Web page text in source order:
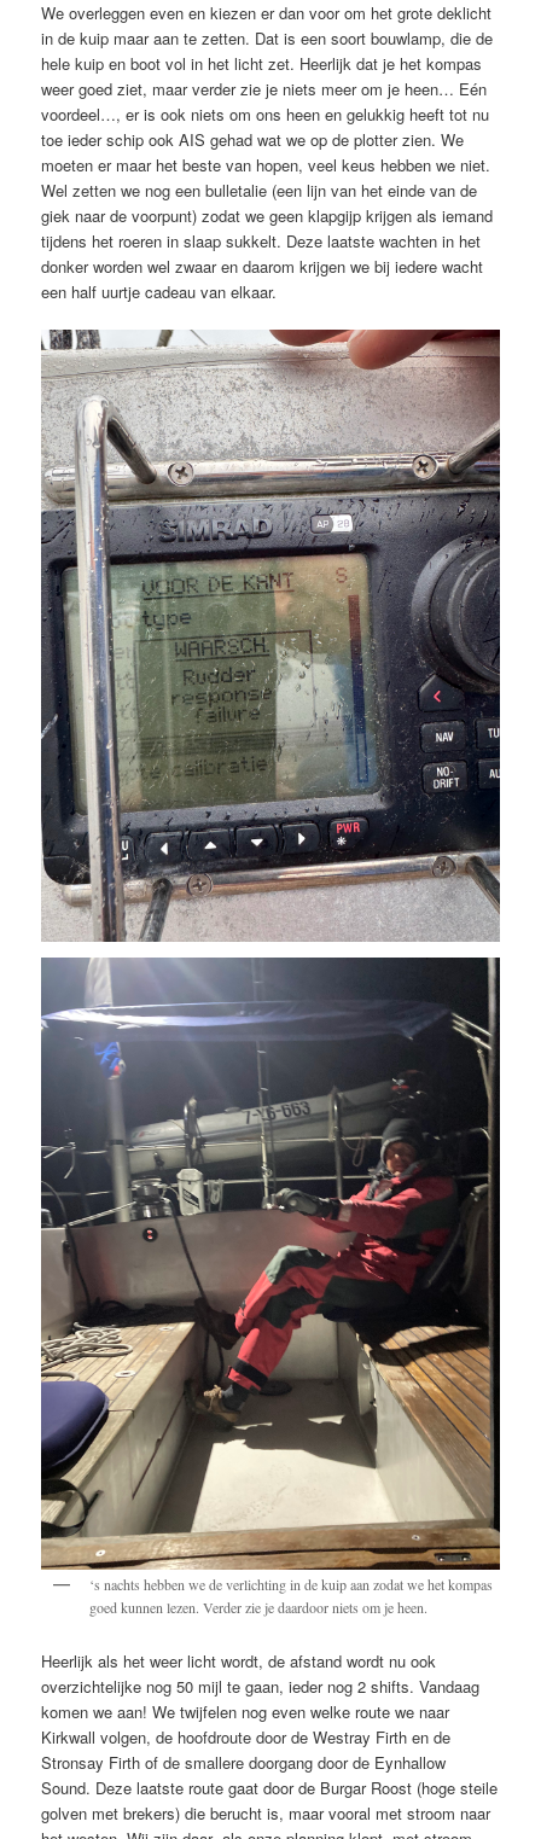
We overleggen even en kiezen er dan voor om het grote deklicht
in de kuip maar aan te zetten. Dat is een soort bouwlamp, die de
hele kuip en boot vol in het licht zet. Heerlijk dat je het kompas
weer goed ziet, maar verder zie je niets meer om je heen… Eén
voordeel…, er is ook niets om ons heen en gelukkig heeft tot nu
toe ieder schip ook AIS gehad wat we op de plotter zien. We
moeten er maar het beste van hopen, veel keus hebben we niet.
Wel zetten we nog een bulletalie (een lijn van het einde van de
giek naar de voorpunt) zodat we geen klapgijp krijgen als iemand
tijdens het roeren in slaap sukkelt. Deze laatste wachten in het
donker worden wel zwaar en daarom krijgen we bij iedere wacht
een half uurtje cadeau van elkaar.
‘s nachts hebben we de verlichting in de kuip aan zodat we het kompas
goed kunnen lezen. Verder zie je daardoor niets om je heen.
Heerlijk als het weer licht wordt, de afstand wordt nu ook
overzichtelijke nog 50 mijl te gaan, ieder nog 2 shifts. Vandaag
komen we aan! We twijfelen nog even welke route we naar
Kirkwall volgen, de hoofdroute door de Westray Firth en de
Stronsay Firth of de smallere doorgang door de Eynhallow
Sound. Deze laatste route gaat door de Burgar Roost (hoge steile
golven met brekers) die berucht is, maar vooral met stroom naar